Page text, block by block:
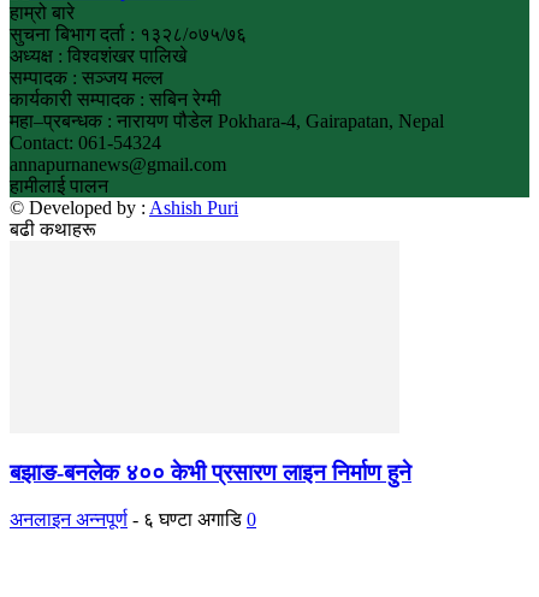
हाम्रो बारे
सुचना बिभाग दर्ता : १३२८/०७५/७६
अध्यक्ष : विश्वशंखर पालिखे
सम्पादक : सञ्जय मल्ल
कार्यकारी सम्पादक : सबिन रेग्मी
महा–प्रबन्धक : नारायण पौडेल Pokhara-4, Gairapatan, Nepal
Contact: 061-54324
annapurnanews@gmail.com
हामीलाई पालन
© Developed by : Ashish Puri
बढी कथाहरू
बझाङ-बनलेक ४०० केभी प्रसारण लाइन निर्माण हुने
अनलाइन अन्नपूर्ण - ६ घण्टा अगाडि 0